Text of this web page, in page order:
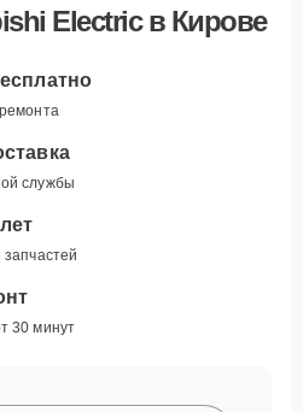
Electric в Кирове
службы
30 минут